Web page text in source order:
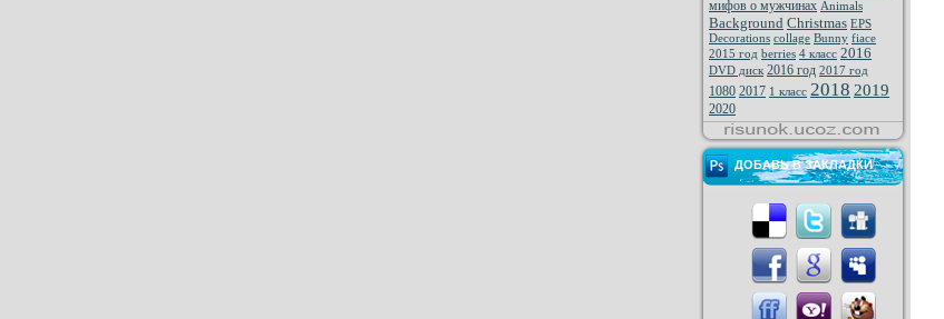
мифов о мужчинах Animals
Background Christmas EPS
Decorations collage Bunny fiace
2015 год berries 4 класс 2016
DVD диск 2016 год 2017 год
1080 2017 1 класс 2018 2019
2020
ДОБАВЬ В ЗАКЛАДКИ